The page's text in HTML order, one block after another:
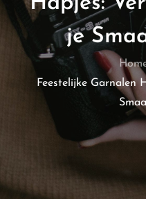
je
Feestelijke Garnalen